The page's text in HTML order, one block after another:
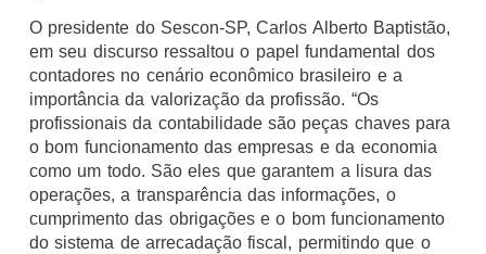
O presidente do Sescon-SP, Carlos Alberto Baptistão,
em seu discurso ressaltou o papel fundamental dos
contadores no cenário econômico brasileiro e a
importância da valorização da profissão. “Os
profissionais da contabilidade são peças chaves para
o bom funcionamento das empresas e da economia
como um todo. São eles que garantem a lisura das
operações, a transparência das informações, o
cumprimento das obrigações e o bom funcionamento
do sistema de arrecadação fiscal, permitindo que o